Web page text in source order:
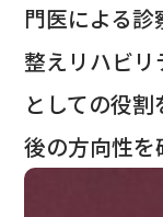
当院のあ
沿革
門医による
整えリハビ
としての役
後の方向性を